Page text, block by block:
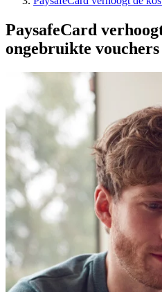
PaysafeCard
ongebruikte vouchers